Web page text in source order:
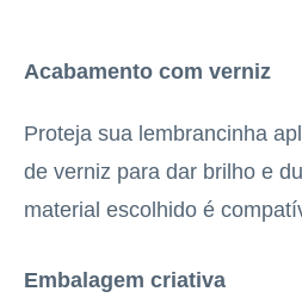
Acabamento com verniz
Proteja sua lembrancinha
de verniz para dar brilho e
material escolhido é
Embalagem criativa